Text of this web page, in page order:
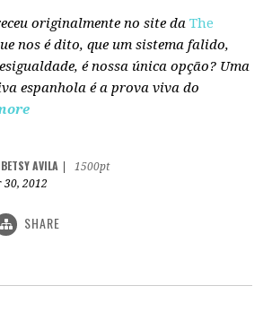
originalmente no site daThe
nos é dito, que um sistema falido,
é nossa única opção? Uma
espanhola é a prova viva do
BETSY AVILA
1500pt
30, 2012
SHARE